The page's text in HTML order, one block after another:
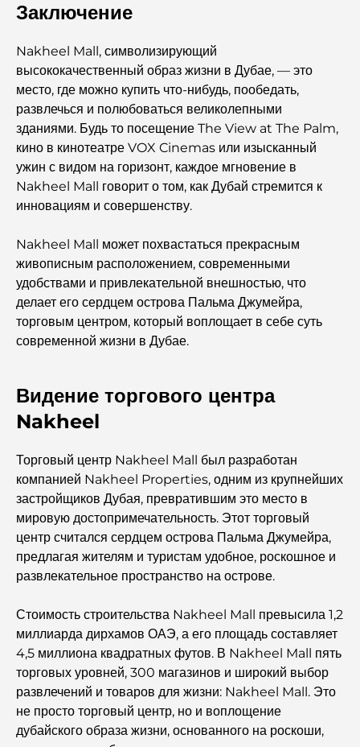
Роскошное ночное сафари по пустыне в Дубае: отдых
премиум-класса
Самые дорогие автомобили Tesla: инновации и
Рестораны «Аль-Васл»: самые известные заведения
Топ-10 самых богатых стран мира
Чем заняться с детьми в Дубае: полный семейный
Лучшие пляжные курорты Дубая для роскошного
Лучший отдых в Дубае: лучшие отели и курорты
Лучшие рестораны для делового обеда в DIFC
Самые дорогие бренды одежды в мире
Османская архитектура: богатое наследие искусства,
Как выбрать финансового консультанта в Дубае?
Самые дорогие частные самолеты: взгляд изнутри на
мир роскоши в авиации для миллиардеров.
Заключение
Nakheel Mall, символизирующий
высококачественный образ жизни в Дубае, — это
место, где можно купить что-нибудь, пообедать,
развлечься и полюбоваться великолепными
зданиями. Будь то посещение The View at The Palm,
кино в кинотеатре VOX Cinemas или изысканный
ужин с видом на горизонт, каждое мгновение в
Nakheel Mall говорит о том, как Дубай стремится к
инновациям и совершенству.
Nakheel Mall может похвастаться прекрасным
живописным расположением, современными
удобствами и привлекательной внешностью, что
делает его сердцем острова Пальма Джумейра,
торговым центром, который воплощает в себе суть
современной жизни в Дубае.
Видение торгового центра
Nakheel
Торговый центр Nakheel Mall был разработан
компанией Nakheel Properties, одним из крупнейших
застройщиков Дубая, превратившим это место в
мировую достопримечательность. Этот торговый
центр считался сердцем острова Пальма Джумейра,
предлагая жителям и туристам удобное, роскошное и
развлекательное пространство на острове.
Стоимость строительства Nakheel Mall превысила 1,2
миллиарда дирхамов ОАЭ, а его площадь составляет
4,5 миллиона квадратных футов. В Nakheel Mall пять
торговых уровней, 300 магазинов и широкий выбор
развлечений и товаров для жизни: Nakheel Mall. Это
не просто торговый центр, но и воплощение
дубайского образа жизни, основанного на роскоши,